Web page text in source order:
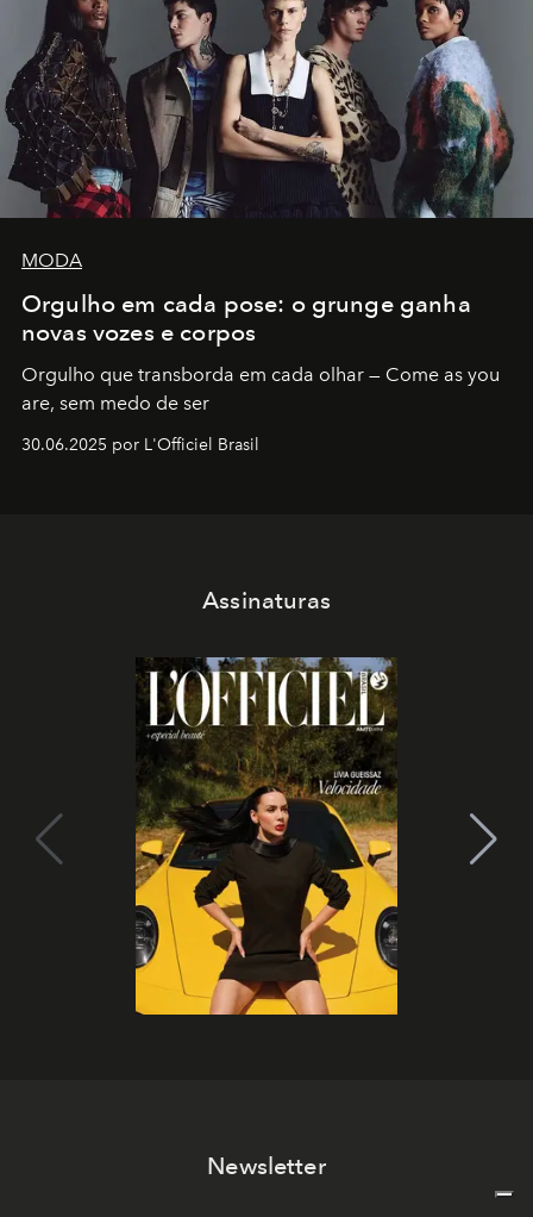
MODA
Orgulho em cada pose: o grunge ganha
novas vozes e corpos
Orgulho que transborda em cada olhar — Come as you
are, sem medo de ser
30.06.2025 por L'Officiel Brasil
Assinaturas
Newsletter